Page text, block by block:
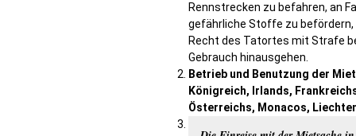
Rennstrecken zu befahren, an
gefährliche Stoffe zu befördern,
Recht des Tatortes mit Strafe
Gebrauch hinausgehen.
Betrieb und Benutzung der
Königreich, Irlands,
Österreichs, Monacos,